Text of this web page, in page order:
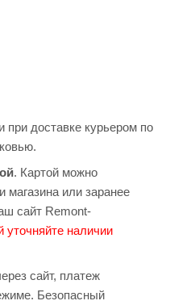
при доставке курьером по
. Картой можно
магазина или заранее
сайт Remont-
уточняйте наличии
сайт, платеж
Безопасный